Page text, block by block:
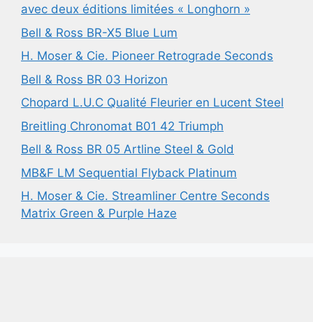
avec deux éditions limitées « Longhorn »
Bell & Ross BR-X5 Blue Lum
H. Moser & Cie. Pioneer Retrograde Seconds
Bell & Ross BR 03 Horizon
Chopard L.U.C Qualité Fleurier en Lucent Steel
Breitling Chronomat B01 42 Triumph
Bell & Ross BR 05 Artline Steel & Gold
MB&F LM Sequential Flyback Platinum
H. Moser & Cie. Streamliner Centre Seconds
Matrix Green & Purple Haze